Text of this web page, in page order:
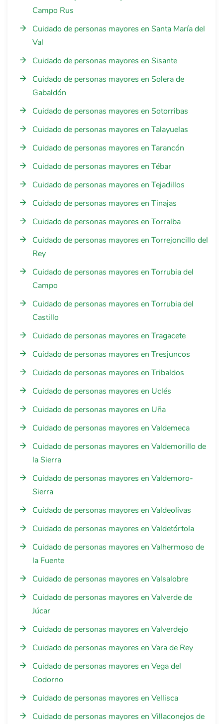
Campo Rus
Cuidado de personas mayores en Santa María del
Val
Cuidado de personas mayores en Sisante
Cuidado de personas mayores en Solera de
Gabaldón
Cuidado de personas mayores en Sotorribas
Cuidado de personas mayores en Talayuelas
Cuidado de personas mayores en Tarancón
Cuidado de personas mayores en Tébar
Cuidado de personas mayores en Tejadillos
Cuidado de personas mayores en Tinajas
Cuidado de personas mayores en Torralba
Cuidado de personas mayores en Torrejoncillo del
Rey
Cuidado de personas mayores en Torrubia del
Campo
Cuidado de personas mayores en Torrubia del
Castillo
Cuidado de personas mayores en Tragacete
Cuidado de personas mayores en Tresjuncos
Cuidado de personas mayores en Tribaldos
Cuidado de personas mayores en Uclés
Cuidado de personas mayores en Uña
Cuidado de personas mayores en Valdemeca
Cuidado de personas mayores en Valdemorillo de
la Sierra
Cuidado de personas mayores en Valdemoro-
Sierra
Cuidado de personas mayores en Valdeolivas
Cuidado de personas mayores en Valdetórtola
Cuidado de personas mayores en Valhermoso de
la Fuente
Cuidado de personas mayores en Valsalobre
Cuidado de personas mayores en Valverde de
Júcar
Cuidado de personas mayores en Valverdejo
Cuidado de personas mayores en Vara de Rey
Cuidado de personas mayores en Vega del
Codorno
Cuidado de personas mayores en Vellisca
Cuidado de personas mayores en Villaconejos de